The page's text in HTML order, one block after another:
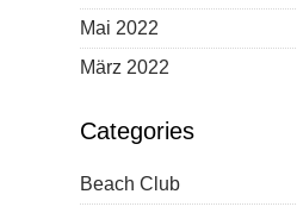
Mai 2022
März 2022
Categories
Beach Club